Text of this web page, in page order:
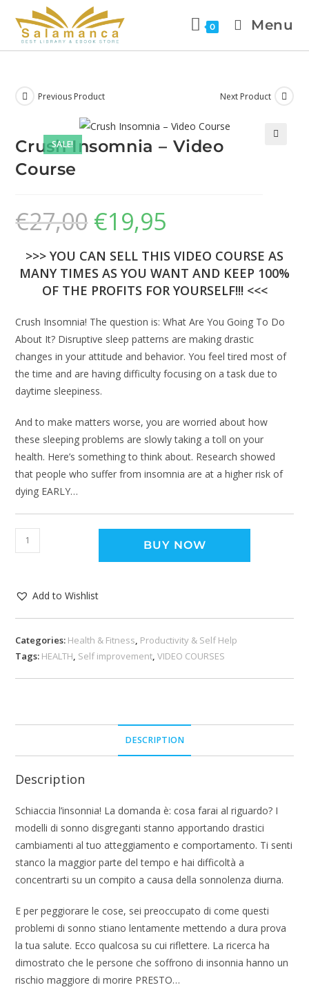
0 Menu
SALE!
Previous Product Next Product
Crush Insomnia – Video
Course
€27,00 €19,95
>>> YOU CAN SELL THIS VIDEO COURSE AS
MANY TIMES AS YOU WANT AND KEEP 100%
OF THE PROFITS FOR YOURSELF!!! <<<
Crush Insomnia! The question is: What Are You Going To Do
About It? Disruptive sleep patterns are making drastic
changes in your attitude and behavior. You feel tired most of
the time and are having difficulty focusing on a task due to
daytime sleepiness.
And to make matters worse, you are worried about how
these sleeping problems are slowly taking a toll on your
health. Here’s something to think about. Research showed
that people who suffer from insomnia are at a higher risk of
dying EARLY…
BUY NOW
Add to Wishlist
Categories: Health & Fitness, Productivity & Self Help
Tags: HEALTH, Self improvement,VIDEO COURSES
DESCRIPTION
Description
Schiaccia l’insonnia! La domanda è: cosa farai al riguardo? I
modelli di sonno disgreganti stanno apportando drastici
cambiamenti al tuo atteggiamento e comportamento. Ti senti
stanco la maggior parte del tempo e hai difficoltà a
concentrarti su un compito a causa della sonnolenza diurna.
E per peggiorare le cose, sei preoccupato di come questi
problemi di sonno stiano lentamente mettendo a dura prova
la tua salute. Ecco qualcosa su cui riflettere. La ricerca ha
dimostrato che le persone che soffrono di insonnia hanno un
rischio maggiore di morire PRESTO…